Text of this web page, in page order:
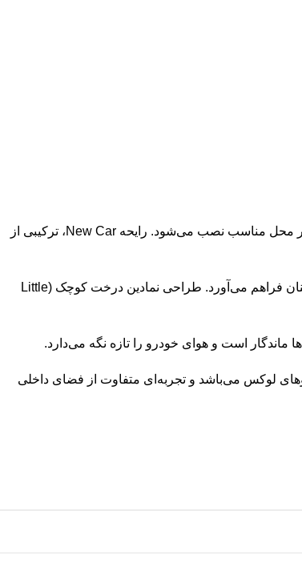
، یک انتخاب عالی برای ایجاد هوای تازه در داخل خودرو است. این محصول سبک و قابل حمل بوده و به راحتی روی آینه یا هر محل مناسب نصب می‌شود. رایحه New Car، ترکیبی از
هوای داخل خودرو با این خوشبوکننده همیشه خوشبو و مطبوع می‌ماند. بوی نامطبوع به سرعت از بین می‌رود و تجربه‌ای لذت‌بخش برای راننده و سرنشینان فراهم می‌آورد. طراحی نمادین درخت کوچک (Little
ماندگار است و هوای خودرو را تازه نگه می‌دارد.
لوکس می‌باشد و تجربه‌ای متفاوت از فضای داخلی